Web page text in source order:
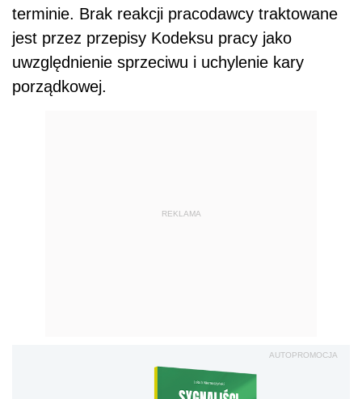
terminie. Brak reakcji pracodawcy traktowane
jest przez przepisy Kodeksu pracy jako
uwzględnienie sprzeciwu i uchylenie kary
porządkowej.
REKLAMA
AUTOPROMOCJA